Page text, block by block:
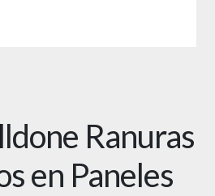
Ranuras
en Paneles